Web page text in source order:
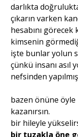
darlıkta
çıkarın varken
hesabını
kimsenin
işte bunlar yolun
çünkü insanı asıl
nefsinden
bazen önüne öyle
kazanırsın.
bir hileyle
bir tuzakla öne